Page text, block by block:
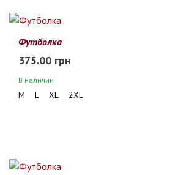
Футболка
375.00 грн
В наличии
M L XL 2XL